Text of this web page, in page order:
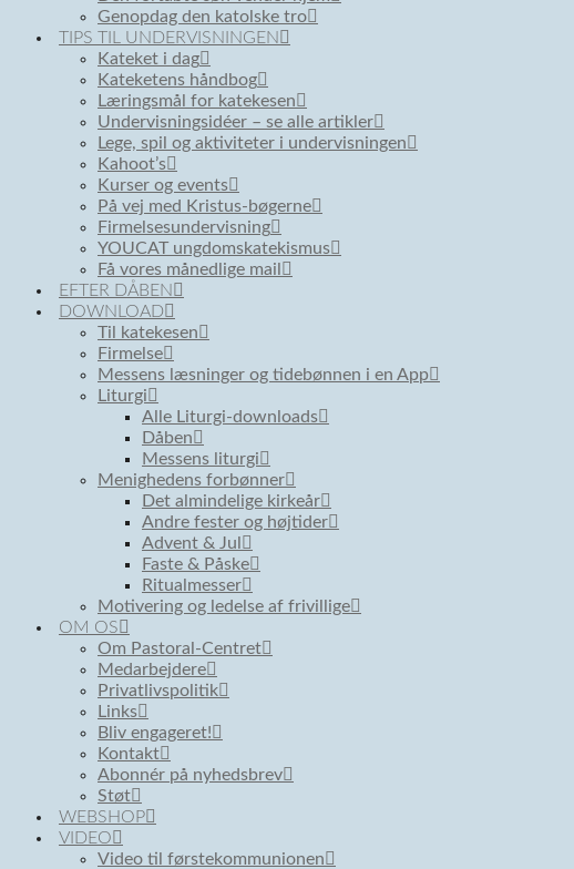
Genopdag den katolske tro
TIPS TIL UNDERVISNINGEN
Kateket i dag
Kateketens håndbog
Læringsmål for katekesen
Undervisningsidéer – se alle artikler
Lege, spil og aktiviteter i undervisningen
Kahoot’s
Kurser og events
På vej med Kristus-bøgerne
Firmelsesundervisning
YOUCAT ungdomskatekismus
Få vores månedlige mail
EFTER DÅBEN
DOWNLOAD
Til katekesen
Firmelse
Messens læsninger og tidebønnen i en App
Liturgi
Alle Liturgi-downloads
Dåben
Messens liturgi
Menighedens forbønner
Det almindelige kirkeår
Andre fester og højtider
Advent & Jul
Faste & Påske
Ritualmesser
Motivering og ledelse af frivillige
OM OS
Om Pastoral-Centret
Medarbejdere
Privatlivspolitik
Links
Bliv engageret!
Kontakt
Abonnér på nyhedsbrev
Støt
WEBSHOP
VIDEO
Video til førstekommunionen